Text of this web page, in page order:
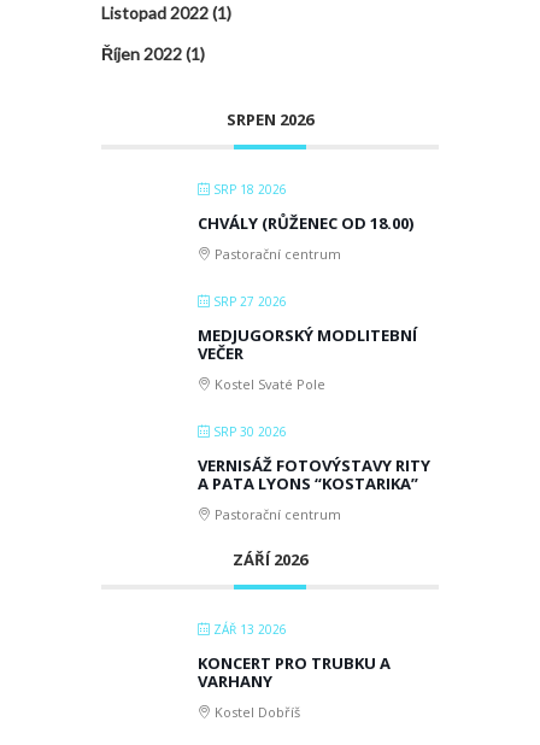
Listopad 2022(1)
Říjen 2022(1)
SRPEN 2026
SRP 18 2026
CHVÁLY (RŮŽENEC OD 18.00)
Pastorační centrum
SRP 27 2026
MEDJUGORSKÝ MODLITEBNÍ
VEČER
Kostel Svaté Pole
SRP 30 2026
VERNISÁŽ FOTOVÝSTAVY RITY
A PATA LYONS “KOSTARIKA”
Pastorační centrum
ZÁŘÍ 2026
ZÁŘ 13 2026
KONCERT PRO TRUBKU A
VARHANY
Kostel Dobříš